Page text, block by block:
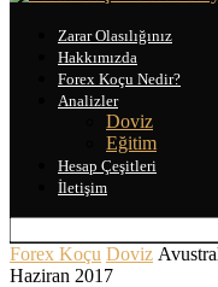
Zarar Olasılığınız
Hakkımızda
Forex Koçu Nedir?
Analizler
Doviz
Eğitim
Hesap Çeşitleri
İletişim
Forex Koçu Doviz
Haziran 2017